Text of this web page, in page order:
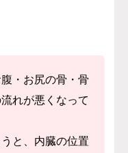
・お尻の骨・骨
れが悪くなって
と、内臓の位置